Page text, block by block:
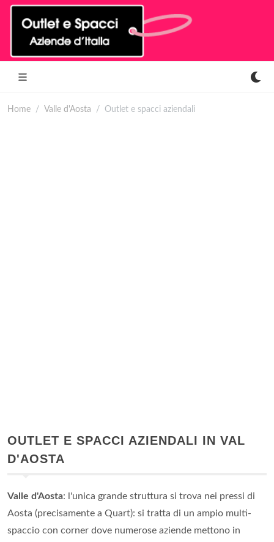
Home Valle d'Aosta Outlet e spacci aziendali
OUTLET E SPACCI AZIENDALI IN VAL
D'AOSTA
Valle d'Aosta: l'unica grande struttura si trova nei pressi di
Aosta (precisamente a Quart): si tratta di un ampio multi-
spaccio con corner dove numerose aziende mettono in